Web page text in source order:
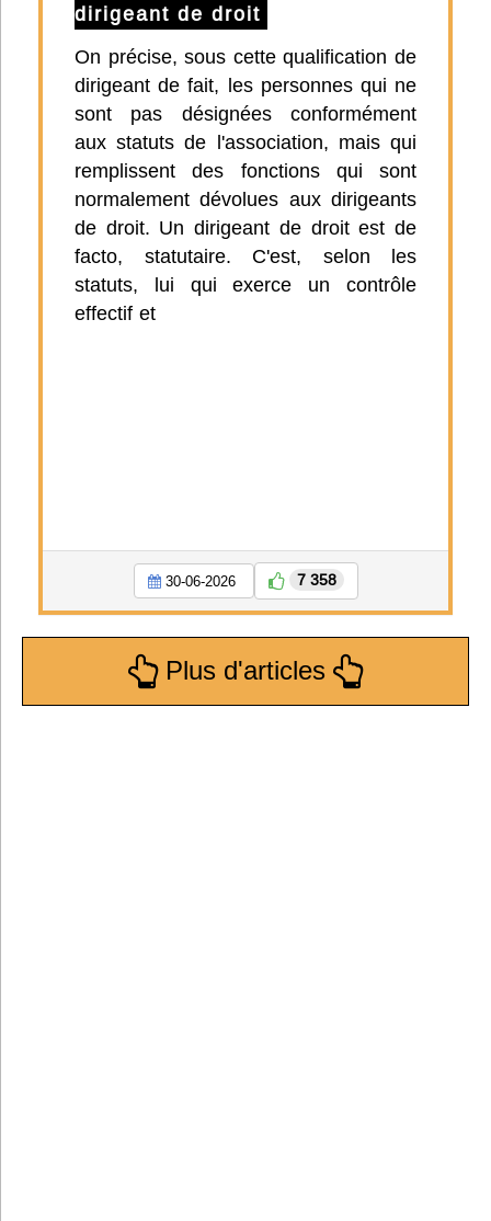
dirigeant de droit
On précise, sous cette qualification de
dirigeant de fait, les personnes qui ne
sont pas désignées conformément
aux statuts de l'association, mais qui
remplissent des fonctions qui sont
normalement dévolues aux dirigeants
de droit. Un dirigeant de droit est de
facto, statutaire. C'est, selon les
statuts, lui qui exerce un contrôle
effectif et
30-06-2026 7 358
Plus d'articles